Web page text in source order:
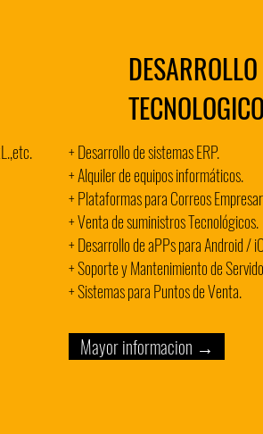
DESARROLLO
TECNOLOGICO
+ Desarrollo de sistemas ERP.
+ Alquiler de equipos informáticos.
+ Plataformas para Correos
+ Venta de suministros Tecnológicos.
+ Desarrollo de aPPs para Android /
+ Soporte y Mantenimiento de
+ Sistemas para Puntos de Venta.
Mayor informacion →